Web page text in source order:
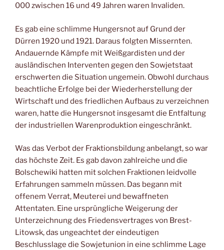
000 zwischen 16 und 49 Jahren waren Invaliden.
Es gab eine schlimme Hungersnot auf Grund der
Dürren 1920 und 1921. Daraus folgten Missernten.
Andauernde Kämpfe mit Weißgardisten und der
ausländischen Interventen gegen den Sowjetstaat
erschwerten die Situation ungemein. Obwohl durchaus
beachtliche Erfolge bei der Wiederherstellung der
Wirtschaft und des friedlichen Aufbaus zu verzeichnen
waren, hatte die Hungersnot insgesamt die Entfaltung
der industriellen Warenproduktion eingeschränkt.
Was das Verbot der Fraktionsbildung anbelangt, so war
das höchste Zeit. Es gab davon zahlreiche und die
Bolschewiki hatten mit solchen Fraktionen leidvolle
Erfahrungen sammeln müssen. Das begann mit
offenem Verrat, Meuterei und bewaffneten
Attentaten. Eine ursprüngliche Weigerung der
Unterzeichnung des Friedensvertrages von Brest-
Litowsk, das ungeachtet der eindeutigen
Beschlusslage die Sowjetunion in eine schlimme Lage